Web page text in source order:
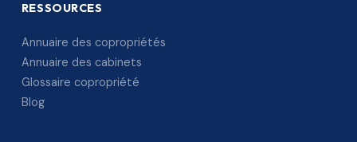
RESSOURCES
Annuaire des copropriétés
Annuaire des cabinets
Glossaire copropriété
Blog